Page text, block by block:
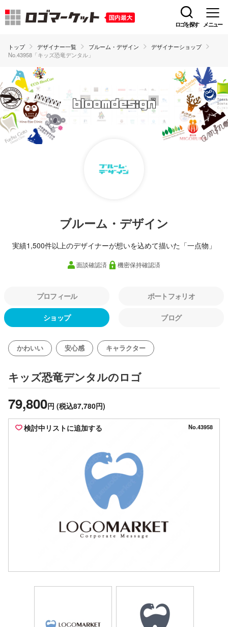
ロゴを探す メニュー
トップ デザイナー一覧 ブルーム・デザイン
デザイナーショップ
No.43958「キッズ恐竜デンタル」
ブルーム・デザイン
実績1,500件以上のデザイナーが想いを込めて描いた「一点物」
面談確認済 機密保持確認済
プロフィール ポートフォリオ
ショップ ブログ
かわいい 安心感 キャラクター
キッズ恐竜デンタルのロゴ
79,800円 (税込87,780円)
検討中リストに追加する No.43958